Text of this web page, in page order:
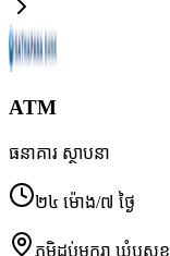
ATM
ធនាគារ ស្ថាបនា
២៤ ម៉ោង/៧ ថ្ងៃ
ភូមិដប់មករា ឃុំបុសខ្នុ